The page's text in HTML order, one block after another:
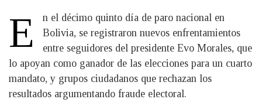
E
n el décimo quinto día de paro nacional en
Bolivia, se registraron nuevos enfrentamientos
entre seguidores del presidente Evo Morales, que
lo apoyan como ganador de las elecciones para un cuarto
mandato, y grupos ciudadanos que rechazan los
resultados argumentando fraude electoral.